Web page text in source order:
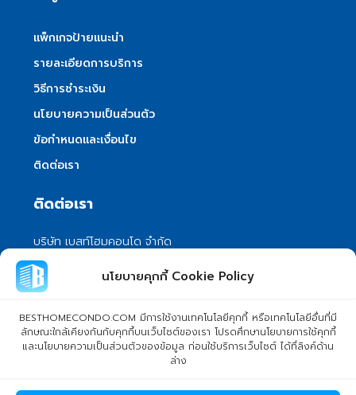
นโยบายคุกกี้ Cookie Policy
BESTHOMECONDO.COM มีการใช้งานเทคโนโลยีคุกกี้ หรือเทคโนโลยีอื่นที่มี
ลักษณะใกล้เคียงกันกับคุกกี้บนเว็บไซต์ของเรา โปรดศึกษานโยบายการใช้คุกกี้
และนโยบายความเป็นส่วนตัวของข้อมูล ก่อนใช้บริการเว็บไซต์ ได้ที่ลิงค์ด้าน
ล่าง
แพ็กเกจป้ายแนะนำ
รายละเอียดการบริการ
วิธีการชำระเงิน
นโยบายความเป็นส่วนตัว
ข้อกำหนดและเงื่อนไข
ติดต่อเรา
ติดต่อเรา
บริษัท เบสท์โฮมคอนโด จำกัด
101/399 หมู่ 7 แขวงลําผักชี เขตหนองจอก
กรุงเทพมหานคร 10530
info@besthomecondo.com